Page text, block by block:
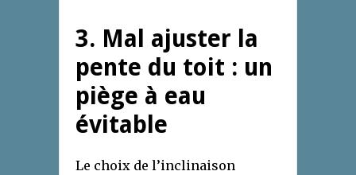
3. Mal ajuster la
pente du toit : un
piège à eau
évitable
Le choix de l’inclinaison